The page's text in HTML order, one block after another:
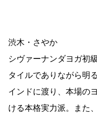
渋木・さやか
シヴァーナンダヨガ初
タイルでありながら明
インドに渡り、本場の
ける本格実力派。また